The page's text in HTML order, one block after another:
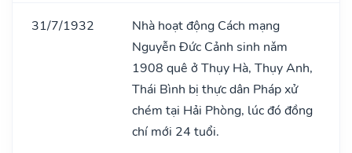
31/7/1932
Nhà hoạt động Cách mạng
Nguyễn Đức Cảnh sinh nǎm
1908 quê ở Thụy Hà, Thụy Anh,
Thái Bình bị thực dân Pháp xử
chém tại Hải Phòng, lúc đó đồng
chí mới 24 tuổi.